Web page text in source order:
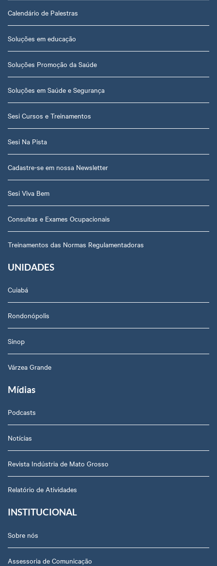
Calendário de Palestras
Soluções em educação
Soluções Promoção da Saúde
Soluções em Saúde e Segurança
Sesi Cursos e Treinamentos
Sesi Na Pista
Cadastre-se em nossa Newsletter
Sesi Viva Bem
Consultas e Exames Ocupacionais
Treinamentos das Normas Regulamentadoras
UNIDADES
Cuiabá
Rondonópolis
Sinop
Várzea Grande
Mídias
Podcasts
Notícias
Revista Indústria de Mato Grosso
Relatório de Atividades
INSTITUCIONAL
Sobre nós
Assessoria de Comunicação